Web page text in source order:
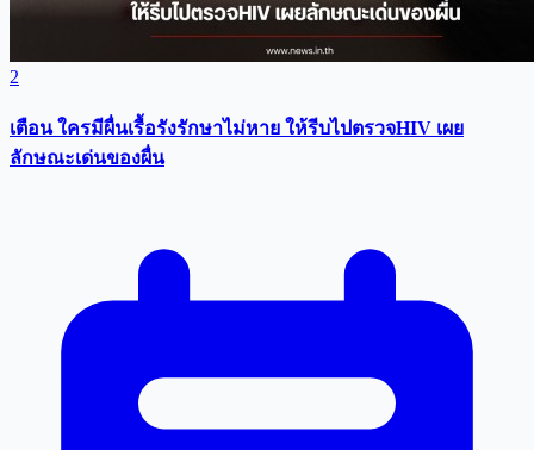
2
เตือน ใครมีผื่นเรื้อรังรักษาไม่หาย ให้รีบไปตรวจHIV เผย
ลักษณะเด่นของผื่น